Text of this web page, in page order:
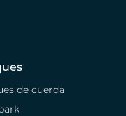
de cuerda